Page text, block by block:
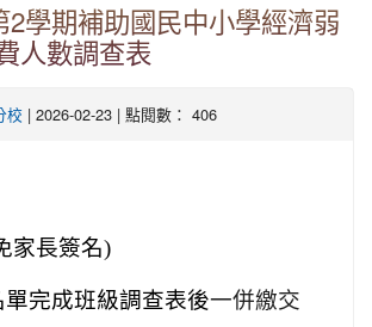
2學期補助國民中小學經濟弱
人數調查表
校 | 2026-02-23 | 點閱數： 406
家長簽名)
完成班級調查表後一併繳交